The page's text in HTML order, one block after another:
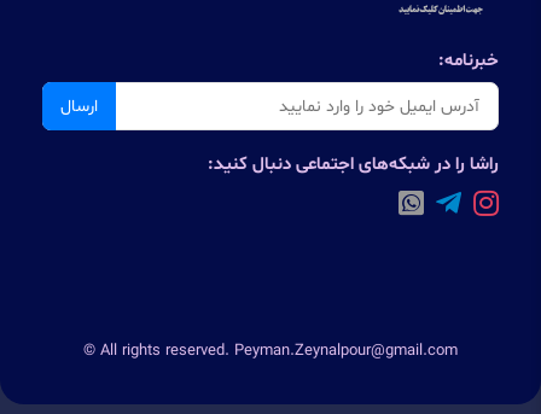
خبرنامه:
ارسال
راشا را در شبکه‌های اجتماعی دنبال کنید:
© All rights reserved. Peyman.Zeynalpour@gmail.com